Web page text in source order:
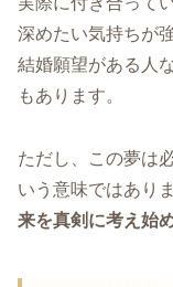
深めたい気持ちが
結婚願望がある人
もあります。
ただし、この夢は
いう意味ではあり
来を真剣に考え始